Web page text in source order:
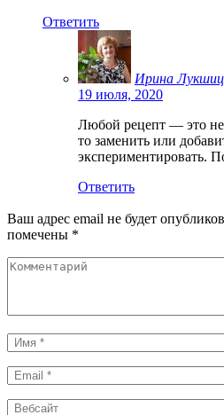
Ответить
Ирина Лукшиц
19 июля, 2020
Любой рецепт — это не
то заменить или
экспериментировать.
Ответить
Ваш адрес email не будет
помечены *
Комментарий
Имя
*
Email
*
Вебсайт